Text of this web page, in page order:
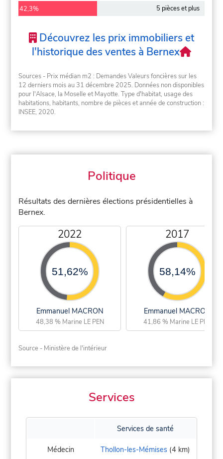
42,3% 5 pièces et plus
Découvrez les prix immobiliers et
l'historique des ventes à Bernex
Sources - Prix médian m2 : Demandes Valeurs foncières sur les
12 derniers mois au 31 décembre 2025. Données non disponibles
pour l'Alsace, la Moselle et Mayotte. Type d'habitat, usage des
habitations, habitants, nombre de pièces et année de construction :
INSEE, 2020.
Politique
Résultats des dernières élections présidentielles à
Bernex.
2022
51,62%
Emmanuel MACRON
48,38 % Marine LE PEN
2017
58,14%
Emmanuel MACRON
41,86 % Marine LE PEN
Source - Ministère de l'intérieur
Services
Services de santé
Médecin Thollon-les-Mémises (4 km)